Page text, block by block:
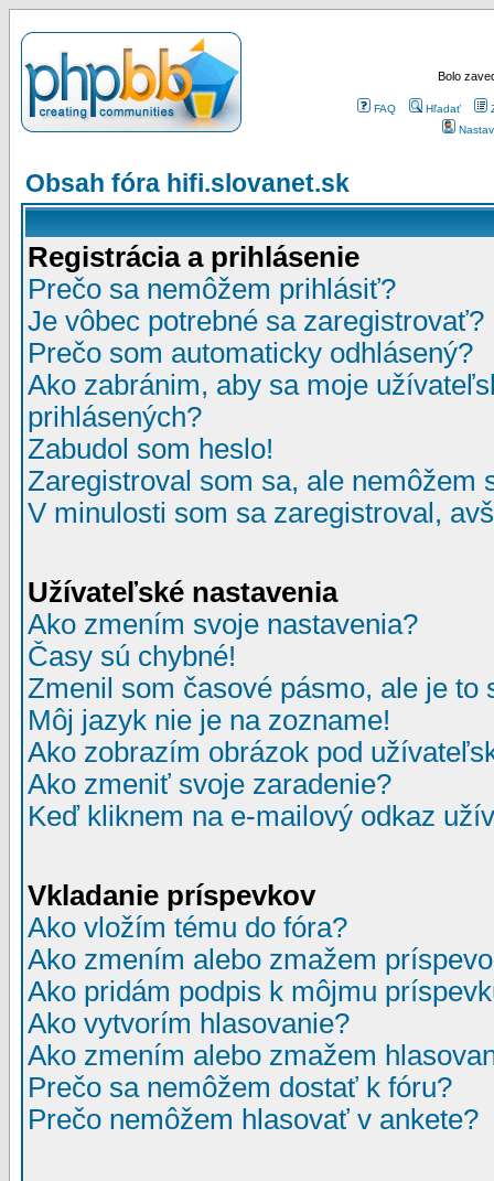
Bolo
FAQ Hľadať
Obsah fóra hifi.slovanet.sk
Registrácia a prihlásenie
Prečo sa nemôžem prihlásiť?
Je vôbec potrebné sa zaregistrovať?
Prečo som automaticky odhlásený?
Ako zabránim, aby sa moje
prihlásených?
Zabudol som heslo!
Zaregistroval som sa, ale nemôžem
V minulosti som sa zaregistroval,
Užívateľské nastavenia
Ako zmením svoje nastavenia?
Časy sú chybné!
Zmenil som časové pásmo, ale je to
Môj jazyk nie je na zozname!
Ako zobrazím obrázok pod
Ako zmeniť svoje zaradenie?
Keď kliknem na e-mailový odkaz
Vkladanie príspevkov
Ako vložím tému do fóra?
Ako zmením alebo zmažem
Ako pridám podpis k môjmu
Ako vytvorím hlasovanie?
Ako zmením alebo zmažem
Prečo sa nemôžem dostať k fóru?
Prečo nemôžem hlasovať v ankete?